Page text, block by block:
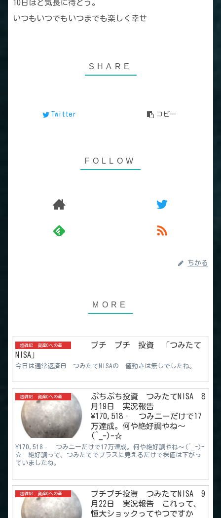
10日ほど気長に待とう。
いつもいつでもいつまでも楽しく幸せ
Twitter コピー
ちかる
超雑記 資産0への道
プチ プチ 投資 「つみたて
NISA」
今日は通常返済日 つみたてNISAの 値動きは無しでしたね。
超雑記 資産0への道
ぷちぷち投資 つみたてNISA 8
月19日 実況報告
¥170,518‐ つみニーだけで17
万達成。何や絶好調やね～
(^_-)-☆
¥170,518‐ つみニーだけで17万達成。何や絶好調やね～(^_-)-
☆ 絶好調って、つみたてでプラスに見えるだけで株価は下がっ
ていましたね。
超雑記 資産0への道
プチプチ投資 つみたてNISA 9
月22日 実況報告 これって、
恒大ショックってやつですか